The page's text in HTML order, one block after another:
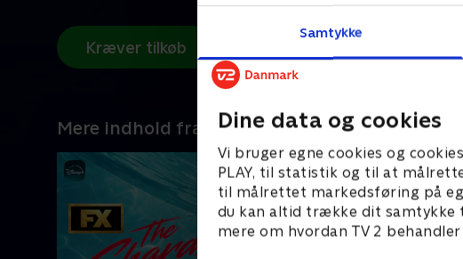
Samtykke
Dine data og cookies
Vi bruger egne cookies og
PLAY, til statistik og til at
til målrettet markedsføring på
du kan altid trække dit samtykke
mere om hvordan TV 2
Kræver tilkøb
Mere indhold fra Disney+